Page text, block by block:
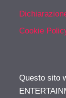
Cookie
Questo sito